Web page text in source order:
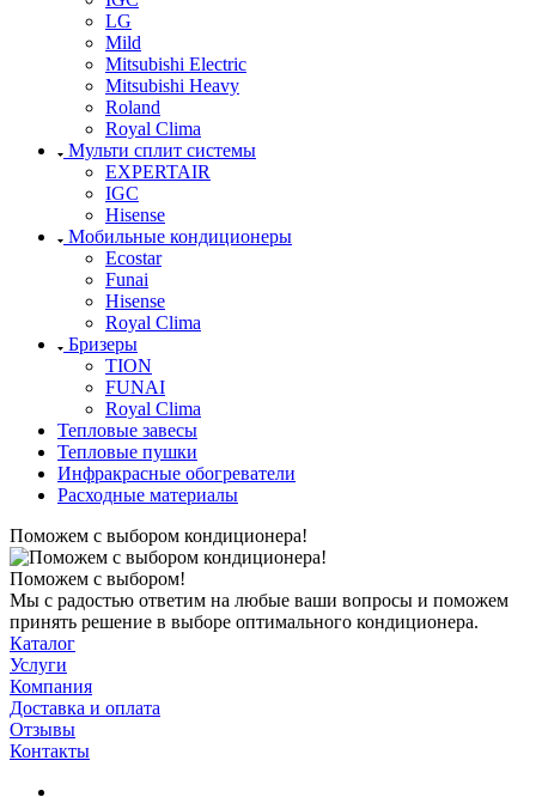
LG
Mild
Mitsubishi Electric
Mitsubishi Heavy
Roland
Royal Clima
Мульти сплит системы
EXPERTAIR
IGC
Hisense
Мобильные кондиционеры
Ecostar
Funai
Hisense
Royal Clima
Бризеры
TION
FUNAI
Royal Clima
Тепловые завесы
Тепловые пушки
Инфракрасные обогреватели
Расходные материалы
Поможем с выбором кондиционера!
Поможем с выбором!
Мы с радостью ответим на любые ваши вопросы и поможем
принять решение в выборе оптимального кондиционера.
Каталог
Услуги
Компания
Доставка и оплата
Отзывы
Контакты